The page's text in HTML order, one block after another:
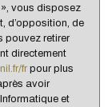
18,49 %
28,90 %
36,29 %
34,81 %
vous disposez
d’opposition, de
pouvez retirer
directement
fr pour plus
avoir
et